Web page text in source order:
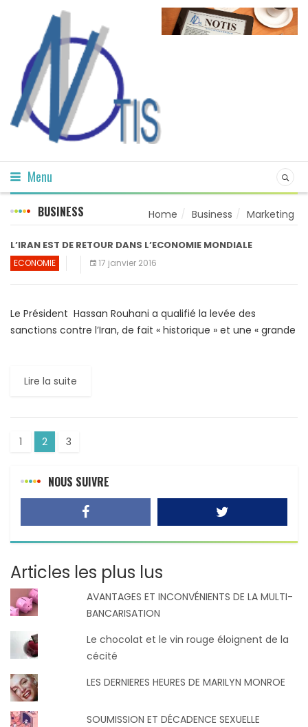
Menu
BUSINESS Home Business Marketing
L’IRAN EST DE RETOUR DANS L’ECONOMIE MONDIALE
ECONOMIE 17 janvier 2016
Le Président Hassan Rouhani a qualifié la levée des
sanctions contre l’Iran, de fait « historique » et une « grande
Lire la suite
1 2 3
NOUS SUIVRE
Articles les plus lus
AVANTAGES ET INCONVÉNIENTS DE LA MULTI-
BANCARISATION
Le chocolat et le vin rouge éloignent de la
cécité
LES DERNIERES HEURES DE MARILYN MONROE
SOUMISSION ET DÉCADENCE SEXUELLE